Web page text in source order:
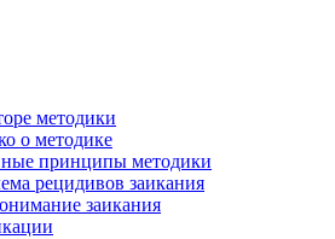
методики
о методике
принципы методики
рецидивов заикания
заикания